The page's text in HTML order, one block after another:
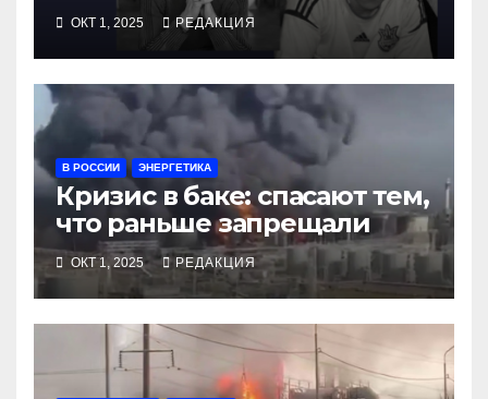
ОКТ 1, 2025 РЕДАКЦИЯ
В РОССИИ ЭНЕРГЕТИКА
Кризис в баке: спасают тем,
что раньше запрещали
ОКТ 1, 2025 РЕДАКЦИЯ